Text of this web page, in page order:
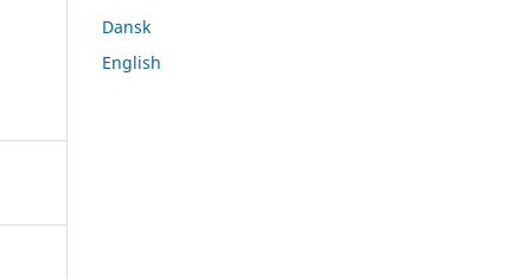
Dansk
English